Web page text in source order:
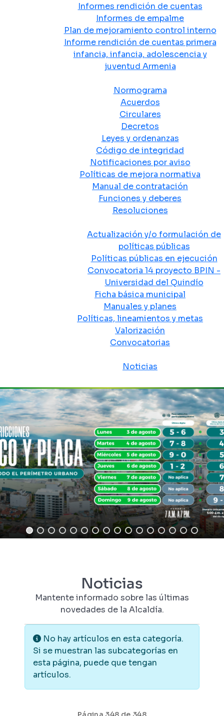
Informes rendición de cuentas
Informes de empalme
Plan de mejoramiento control interno
Informe rendición de cuentas primera
infancia, infancia, adolescencia y
juventud Armenia
Normograma
Acuerdos
Circulares
Decretos
Leyes y ordenanzas
Código de integridad
Notificaciones por aviso
Políticas de mejora normativa
Manual de contratación
Funciones y deberes
Resoluciones
Actualización y/o formulación de
políticas públicas
Políticas públicas en ejecución
Convocatoria 14 proyecto BPIN -
Universidad del Quindío
Ficha básica municipal
Manuales y planes
Políticas, lineamientos y metas
Valorización
Convocatorias
Noticias
Noticias
Mantente informado sobre las últimas
novedades de la Alcaldía.
Información
No hay artículos en esta categoría.
Si se muestran las subcategorías en
esta página, puede que tengan
artículos.